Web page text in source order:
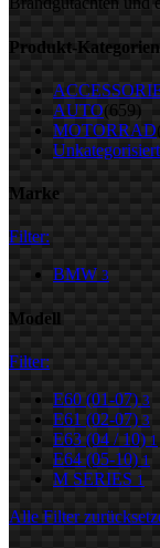
Produkt-Kategorien
AUTO(659)
MOTORRAD
Unkategorisiert
Marke
Filter:
BMW 3
Modell
Filter:
E60 (01-07) 3
E61 (02-07) 3
E63 (04 / 10) 1
E64 (05-10) 1
M SERIES 1
Alle Filter